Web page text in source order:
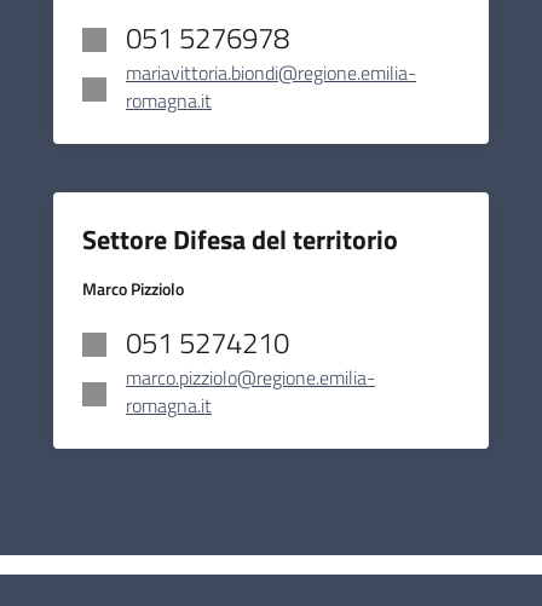
051 5276978
mariavittoria.biondi@regione.emilia-
romagna.it
Settore Difesa del territorio
Marco Pizziolo
051 5274210
marco.pizziolo@regione.emilia-
romagna.it